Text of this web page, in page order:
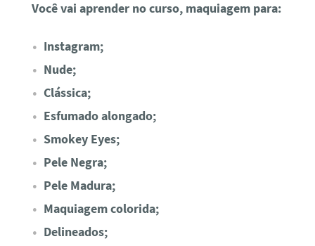
Você vai aprender no curso, maquiagem para:
Instagram;
Nude;
Clássica;
Esfumado alongado;
Smokey Eyes;
Pele Negra;
Pele Madura;
Maquiagem colorida;
Delineados;